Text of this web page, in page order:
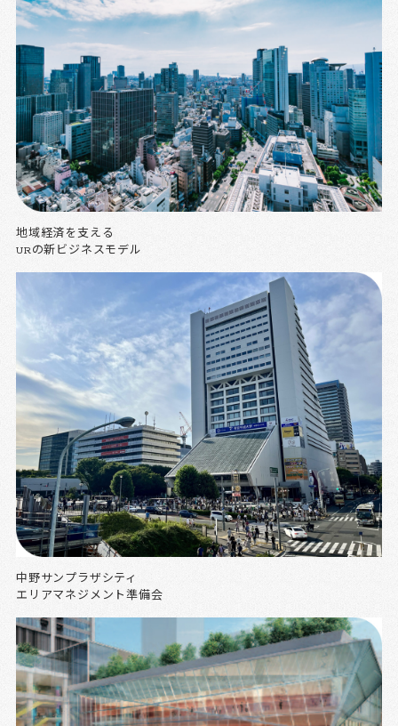
地域経済を支える
URの新ビジネスモデル
中野サンプラザシティ
エリアマネジメント準備会